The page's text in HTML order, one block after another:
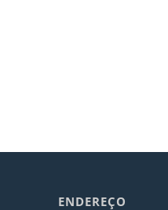
ENDEREÇO